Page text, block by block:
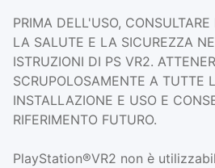
PRIMA DELL'USO,
LA SALUTE E LA SICUREZZA
ISTRUZIONI DI PS VR2.
SCRUPOLOSAMENTE A TUTTE
INSTALLAZIONE E USO E
RIFERIMENTO FUTURO.
PlayStation®VR2 non è